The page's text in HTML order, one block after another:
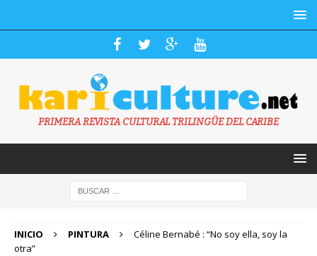
PRIMERA REVISTA CULTURAL TRILINGÜE DEL CARIBE
INICIO PINTURA
Céline Bernabé : “No soy ella, soy la
otra”